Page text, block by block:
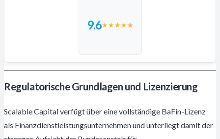
9.6★★★★★
Regulatorische Grundlagen und Lizenzierung
Scalable Capital verfügt über eine vollständige BaFin-Lizenz
als Finanzdienstleistungsunternehmen und unterliegt damit der